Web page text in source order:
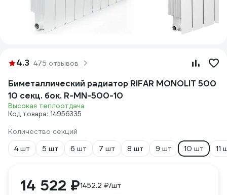
4.3 475 отзывов
Биметаллический радиатор RIFAR MONOLIT 500
10 секц. бок. R-MN-500-10
Высокая теплоотдача
Код товара: 14956335
Количество секций
4 шт
5 шт 6 шт 7 шт 8 шт 9 шт 10 шт 11
14 522 ₽1452.2 ₽/шт